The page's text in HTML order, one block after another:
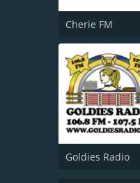
Cherie FM
Goldies Radio